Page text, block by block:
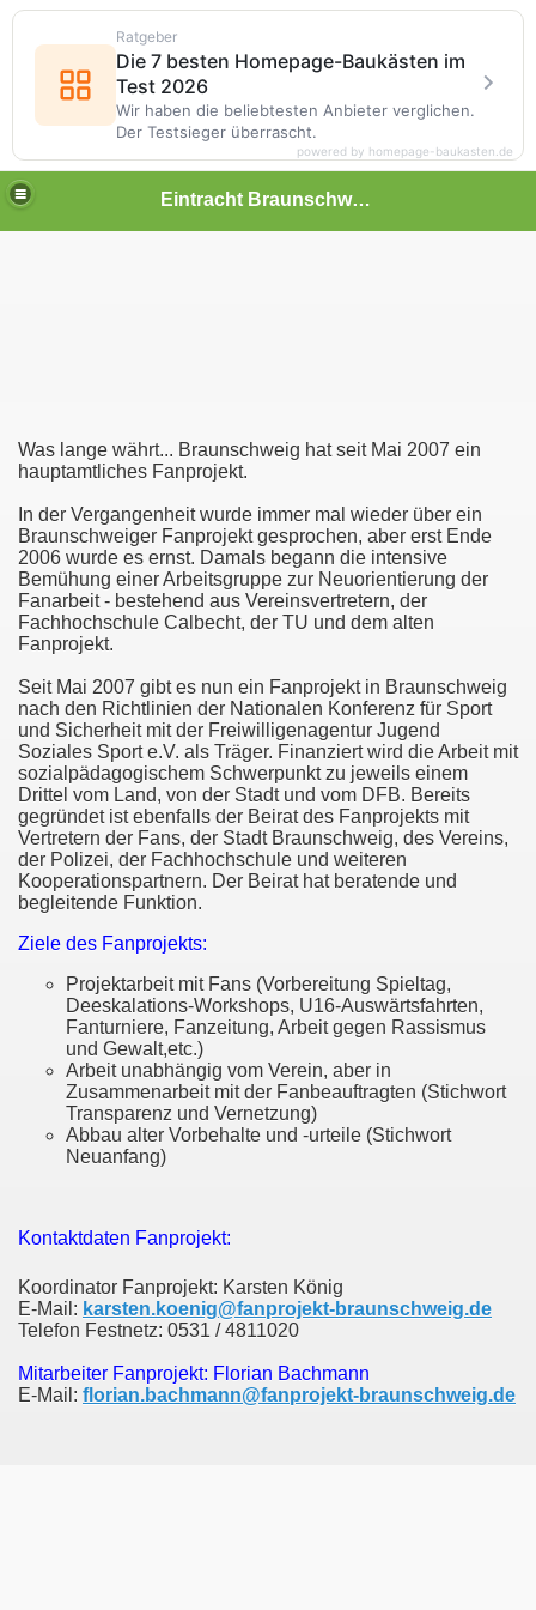
Eintracht Braunschweig-Fanpage
Was lange währt... Braunschweig hat seit Mai 2007 ein
hauptamtliches Fanprojekt.
In der Vergangenheit wurde immer mal wieder über ein
Braunschweiger Fanprojekt gesprochen, aber erst Ende
2006 wurde es ernst. Damals begann die intensive
Bemühung einer Arbeitsgruppe zur Neuorientierung der
Fanarbeit - bestehend aus Vereinsvertretern, der
Fachhochschule Calbecht, der TU und dem alten
Fanprojekt.
Seit Mai 2007 gibt es nun ein Fanprojekt in Braunschweig
nach den Richtlinien der Nationalen Konferenz für Sport
und Sicherheit mit der Freiwilligenagentur Jugend
Soziales Sport e.V. als Träger. Finanziert wird die Arbeit mit
sozialpädagogischem Schwerpunkt zu jeweils einem
Drittel vom Land, von der Stadt und vom DFB. Bereits
gegründet ist ebenfalls der Beirat des Fanprojekts mit
Vertretern der Fans, der Stadt Braunschweig, des Vereins,
der Polizei, der Fachhochschule und weiteren
Kooperationspartnern. Der Beirat hat beratende und
begleitende Funktion.
Ziele des Fanprojekts:
Projektarbeit mit Fans (Vorbereitung Spieltag,
Deeskalations-Workshops, U16-Auswärtsfahrten,
Fanturniere, Fanzeitung, Arbeit gegen Rassismus
und Gewalt,etc.)
Arbeit unabhängig vom Verein, aber in
Zusammenarbeit mit der Fanbeauftragten (Stichwort
Transparenz und Vernetzung)
Abbau alter Vorbehalte und -urteile (Stichwort
Neuanfang)
Kontaktdaten Fanprojekt:
Koordinator Fanprojekt: Karsten König
E-Mail: karsten.koenig@fanprojekt-braunschweig.de
Telefon Festnetz: 0531 / 4811020
Mitarbeiter Fanprojekt: Florian Bachmann
E-Mail: florian.bachmann@fanprojekt-braunschweig.de
2008/2009
Ratgeber
Die 7 besten Homepage-Baukästen im
Test 2026
Wir haben die beliebtesten Anbieter verglichen.
Der Testsieger überrascht.
powered by homepage-baukasten.de